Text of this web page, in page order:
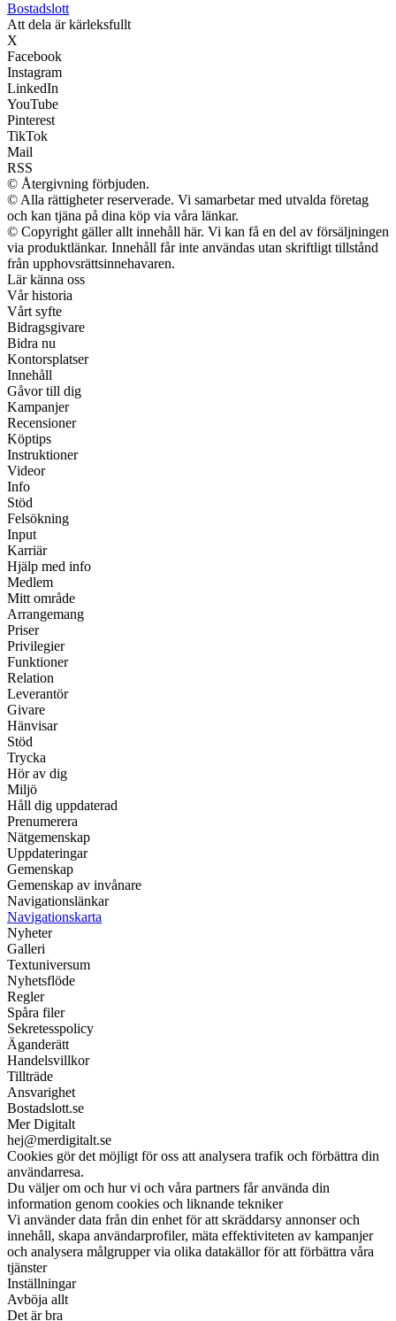
Bostadslott
Att dela är kärleksfullt
X
Facebook
Instagram
LinkedIn
YouTube
Pinterest
TikTok
Mail
RSS
© Återgivning förbjuden.
© Alla rättigheter reserverade. Vi samarbetar med utvalda företag
och kan tjäna på dina köp via våra länkar.
© Copyright gäller allt innehåll här. Vi kan få en del av försäljningen
via produktlänkar. Innehåll får inte användas utan skriftligt tillstånd
från upphovsrättsinnehavaren.
Lär känna oss
Vår historia
Vårt syfte
Bidragsgivare
Bidra nu
Kontorsplatser
Innehåll
Gåvor till dig
Kampanjer
Recensioner
Köptips
Instruktioner
Videor
Info
Stöd
Felsökning
Input
Karriär
Hjälp med info
Medlem
Mitt område
Arrangemang
Priser
Privilegier
Funktioner
Relation
Leverantör
Givare
Hänvisar
Stöd
Trycka
Hör av dig
Miljö
Håll dig uppdaterad
Prenumerera
Nätgemenskap
Uppdateringar
Gemenskap
Gemenskap av invånare
Navigationslänkar
Navigationskarta
Nyheter
Galleri
Textuniversum
Nyhetsflöde
Regler
Spåra filer
Sekretesspolicy
Äganderätt
Handelsvillkor
Tillträde
Ansvarighet
Bostadslott.se
Mer Digitalt
hej@merdigitalt.se
Cookies gör det möjligt för oss att analysera trafik och förbättra din
användarresa.
Du väljer om och hur vi och våra partners får använda din
information genom cookies och liknande tekniker
Vi använder data från din enhet för att skräddarsy annonser och
innehåll, skapa användarprofiler, mäta effektiviteten av kampanjer
och analysera målgrupper via olika datakällor för att förbättra våra
tjänster
Inställningar
Avböja allt
Det är bra